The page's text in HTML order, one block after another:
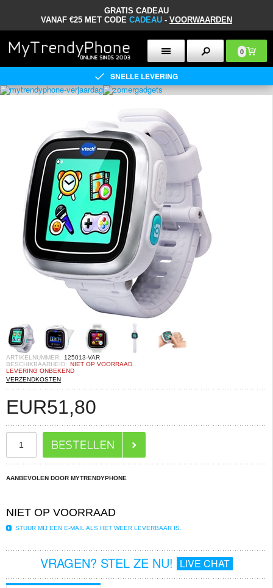
GRATIS CADEAU
VANAF €25 MET CODE CADEAU - VOORWAARDEN
0
SNELLE LEVERING
ARTIKELNUMMER:
125013-VAR
BESCHIKBAARHEID: NIET OP VOORRAAD.
LEVERING ONBEKEND
VERZENDKOSTEN
EUR51,80
AANBEVOLEN DOOR MYTRENDYPHONE
NIET OP VOORRAAD
STUUR MIJ EEN E-MAIL ALS HET WEER LEVERBAAR IS.
VRAGEN? STEL ZE NU! LIVE CHAT